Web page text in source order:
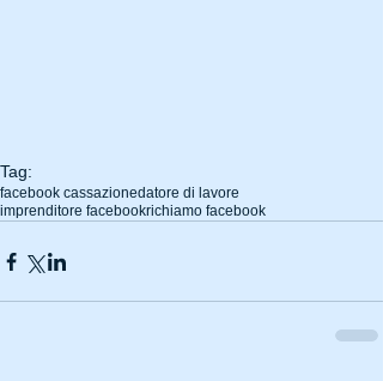
Tag:
facebook cassazionedatore di lavore
imprenditore facebookrichiamo facebook